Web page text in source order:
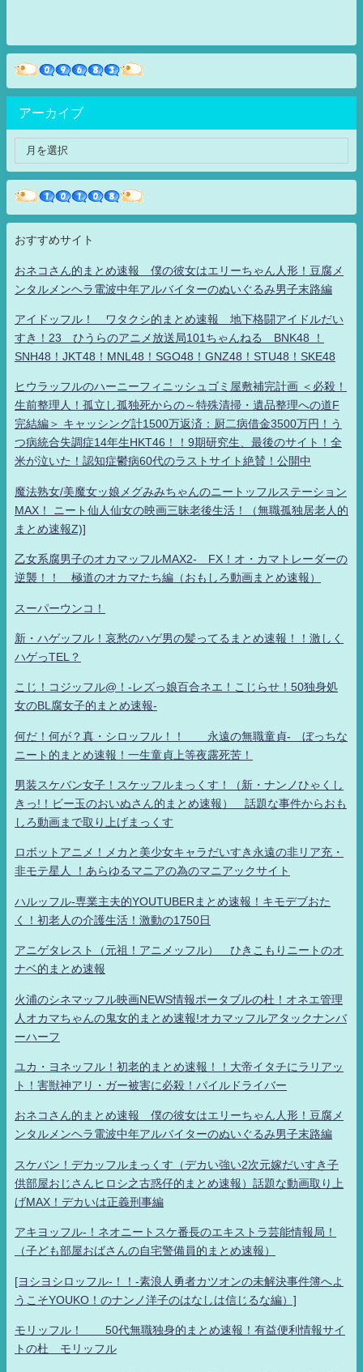
アーカイブ
おすすめサイト
おネコさん的まとめ速報 僕の彼女はエリーちゃん人形！豆腐メ
ンタルメンヘラ電波中年アルバイターのぬいぐるみ男子末路編
アイドッフル！ ワタクシ的まとめ速報 地下格闘アイドルだい
すき！23 ひうらのアニメ放送局101ちゃんねる BNK48 ！
SNH48！JKT48！MNL48！SGO48！GNZ48！STU48！SKE48
ヒウラッフルのハーニーフィニッシュゴミ屋敷補完計画 ＜必殺！
生前整理人！孤立し孤独死からの～特殊清掃・遺品整理への道F
完結編＞ キャッシング計1500万返済：厨二病借金3500万円！う
つ病統合失調症14年生HKT46！！9期研究生、最後のサイト！全
米が泣いた！認知症鬱病60代のラストサイト絶賛！公開中
魔法熟女/美魔女ッ娘メグみみちゃんのニートッフルステーション
MAX！ ニート仙人仙女の映画三昧老後生活！（無職孤独居老人的
まとめ速報Z)]
乙女系腐男子のオカマッフルMAX2- FX！オ・カマトレーダーの
逆襲！！ 極道のオカマたち編（おもしろ動画まとめ速報）
スーパーウンコ！
新・ハゲッフル！哀愁のハゲ男の髪ってるまとめ速報！！激しく
ハゲっTEL？
こじ！コジッフル@！-レズっ娘百合ネエ！こじらせ！50独身処
女のBL腐女子的まとめ速報-
何だ！何が？真・シロッフル！！ 永遠の無職童貞- ぼっちな
ニート的まとめ速報！一生童貞上等夜露死苦！
男装スケバン女子！スケッフルまっくす！（新・ナンノひゃくし
きっ!！ビー玉のおいぬさん的まとめ速報） 話題な事件からおも
しろ動画まで取り上げまっくす
ロボットアニメ！メカと美少女キャラだいすき永遠の非リア充・
非モテ星人 ！あらゆるマニアの為のマニアックサイト
ハルッフル-専業主夫的YOUTUBERまとめ速報！キモデブおた
く！初老人の介護生活！激動の1750日
アニゲタレスト（元祖！アニメッフル） ひきこもりニートのオ
ナベ的まとめ速報
火浦のシネマッフル映画NEWS情報ポータブルの杜！オネエ管理
人オカマちゃんの鬼女的まとめ速報!オカマッフルアタックナンバ
ーハーフ
ユカ・ヨネッフル！初老的まとめ速報！！大帝イタチにラリアッ
ト！害獣神アリ・ガー被害に必殺！パイルドライバー
おネコさん的まとめ速報 僕の彼女はエリーちゃん人形！豆腐メ
ンタルメンヘラ電波中年アルバイターのぬいぐるみ男子末路編
スケバン！デカッフルまっくす（デカい強い2次元嫁だいすき子
供部屋おじさんヒロシ之古惑仔的まとめ速報）話題な動画取り上
げMAX！デカいは正義刑事編
アキヨッフル-！ネオニートスケ番長のエキストラ芸能情報局！
（子ども部屋おばさんの自宅警備員的まとめ速報）
[ヨシヨシロッフル-！！-素浪人勇者カツオンの未解決事件簿へよ
うこそYOUKO！のナンノ洋子のはなしは信じるな編）]
モリッフル！ 50代無職独身的まとめ速報！有益便利情報サイ
トの杜 モリッフル